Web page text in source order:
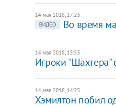
14 мая 2018, 17:23
ВИДЕО
Во время
14 мая 2018, 15:53
Игроки
14 мая 2018, 14:25
Хэмилтон побил